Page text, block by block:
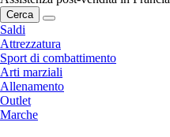
Cerca
Saldi
Attrezzatura
Sport di combattimento
Arti marziali
Allenamento
Outlet
Marche